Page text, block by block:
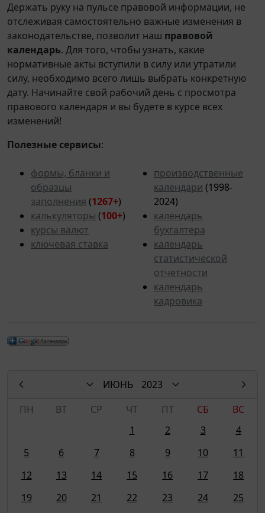
Держать руку на пульсе правовой информации, не
отслеживая самостоятельно важные изменения в
законодательстве, позволит наш правовой
календарь. Для того, чтобы узнать, какие
нормативные акты вступили в силу или утратили
силу, необходимо всего лишь выбрать конкретную
дату. Начинайте свой рабочий день с просмотра
правового календаря и вы будете в курсе всех
изменений!
Полезные сервисы:
формы, бланки и
образцы
заполнения (1267+)
калькуляторы (100+)
курсы валют
ключевая ставка
производственные
календари (1998-
2024)
календарь
бухгалтера
календарь
статистической
отчетности
календарь
кадровика
ИЮНЬ
2023
ПН
ВТ СР ЧТ ПТ СБ
ВС
1
2 3
4
5
6 7 8 9 10
11
12
13 14 15 16 17
18
19
20 21 22 23 24
25